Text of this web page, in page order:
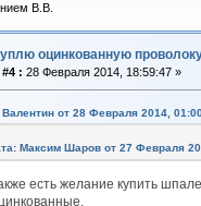
В.В.
оцинкованную
: 28 Февраля 2014, 18:59:47 »
Валентин от 28 Февраля 2014,
Максим Шаров от 27 Февраля
есть желание купить